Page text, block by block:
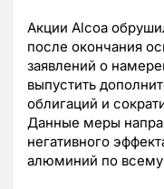
Акции Alcoa
после окончания
заявлений о
выпустить
облигаций и
Данные меры
негативного
алюминий по